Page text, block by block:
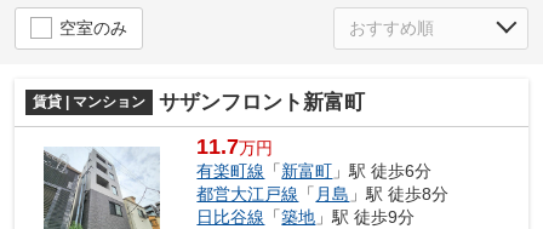
空室のみ
賃貸 | マンション サザンフロント新富町
11.7万円
有楽町線 「新富町 」駅 徒歩6分
都営大江戸線 「 月島 」駅 徒歩8分
日比谷線 「築地 」駅 徒歩9分